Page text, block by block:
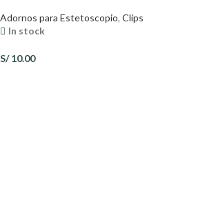
Adornos para Estetoscopio, Clips
In stock
S/10.00